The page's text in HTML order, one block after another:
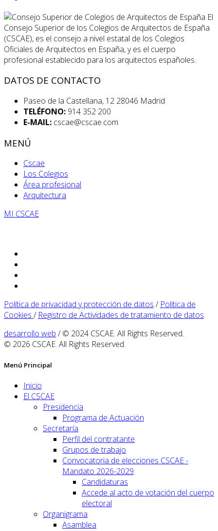
El
Consejo Superior de los Colegios de Arquitectos de España
(CSCAE), es el consejo a nivel estatal de los Colegios
Oficiales de Arquitectos en España, y es el cuerpo
profesional establecido para los arquitectos españoles.
DATOS DE CONTACTO
Paseo de la Castellana, 12 28046 Madrid
TELÉFONO: 914 352 200
E-MAIL: cscae@cscae.com
MENÚ
Cscae
Los Colegios
Área profesional
Arquitectura
MI CSCAE
Política de privacidad y protección de datos / Política de
Cookies / Registro de Actividades de tratamiento de datos
desarrollo web / © 2024 CSCAE. All Rights Reserved.
© 2026 CSCAE. All Rights Reserved.
Menú Principal
Inicio
El CSCAE
Presidencia
Programa de Actuación
Secretaría
Perfil del contratante
Grupos de trabajo
Convocatoria de elecciones CSCAE -
Mandato 2026-2029
Candidaturas
Accede al acto de votación del cuerpo
electoral
Organigrama
Asamblea